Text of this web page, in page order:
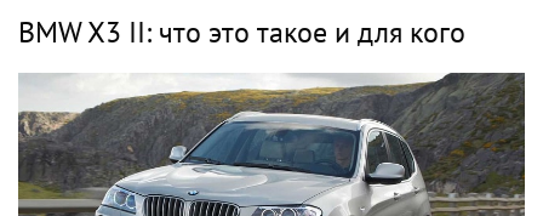
BMW X3 II: что это такое и для кого